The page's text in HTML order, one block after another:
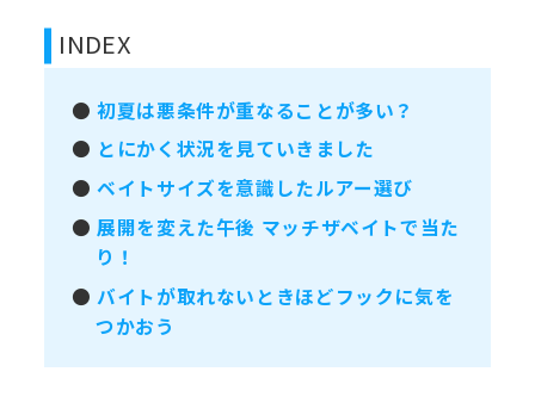
INDEX
●初夏は悪条件が重なることが多い？
● とにかく状況を見ていきました
●ベイトサイズを意識したルアー選び
●展開を変えた午後 マッチザベイトで当た
り！
●バイトが取れないときほどフックに気を
つかおう